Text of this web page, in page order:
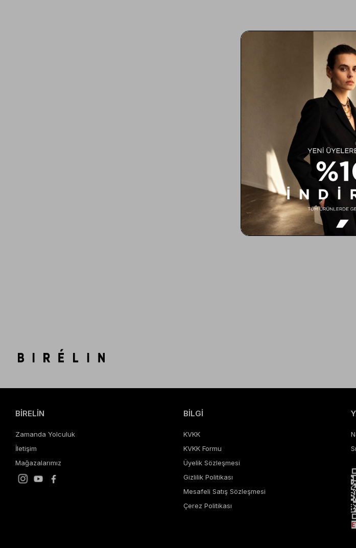
BİRELİN
Zamanda Yolculuk
İletişim
Mağazalarımız
BİLGİ
KVKK
KVKK Formu
Üyelik Sözleşmesi
Gizlilik Politikası
Mesafeli Satış Sözleşmesi
Çerez Politikası